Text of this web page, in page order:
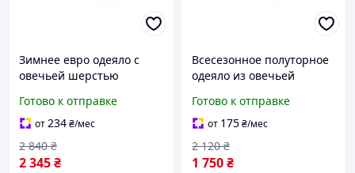
Зимнее евро одеяло с
овечьей шерстью
гипоаллергенное ТЕП
Белое (26400200210)
Готово к отправке
от234₴/мес
2 345₴
2 840 ₴
Всесезонное полуторное
одеяло из овечьей
гр/м2 гипоаллергенное
PURE WOOL ТЕП Белое
(12210140210)
Готово к отправке
от 175₴/мес
1 750₴
2 120 ₴